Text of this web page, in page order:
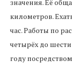
значения. Её
километров.
час. Работы по
четырёх до
году